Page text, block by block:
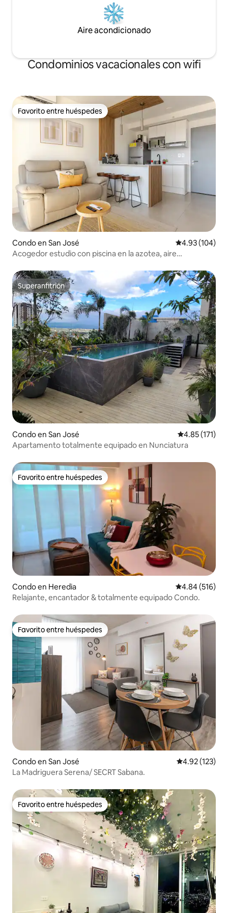
Aire acondicionado
Condominios vacacionales con wifi
Favorito entre huéspedes
Favorito entre huéspedes
Condo en San José Calificación
4.93 (104)
Acogedor estudio con piscina en la azotea, aire
Superanfitrión
Superanfitrión
Condo en San José Calificación
4.85 (171)
Apartamento totalmente equipado en Nunciatura
Favorito entre huéspedes
Favorito entre huéspedes
Condo en Heredia Calificación
4.84 (516)
Relajante, encantador & totalmente equipado Condo.
Favorito entre huéspedes
Favorito entre huéspedes
Condo en San José Calificación
4.92 (123)
La Madriguera Serena/ SECRT Sabana.
Favorito entre huéspedes
Favorito entre huéspedes